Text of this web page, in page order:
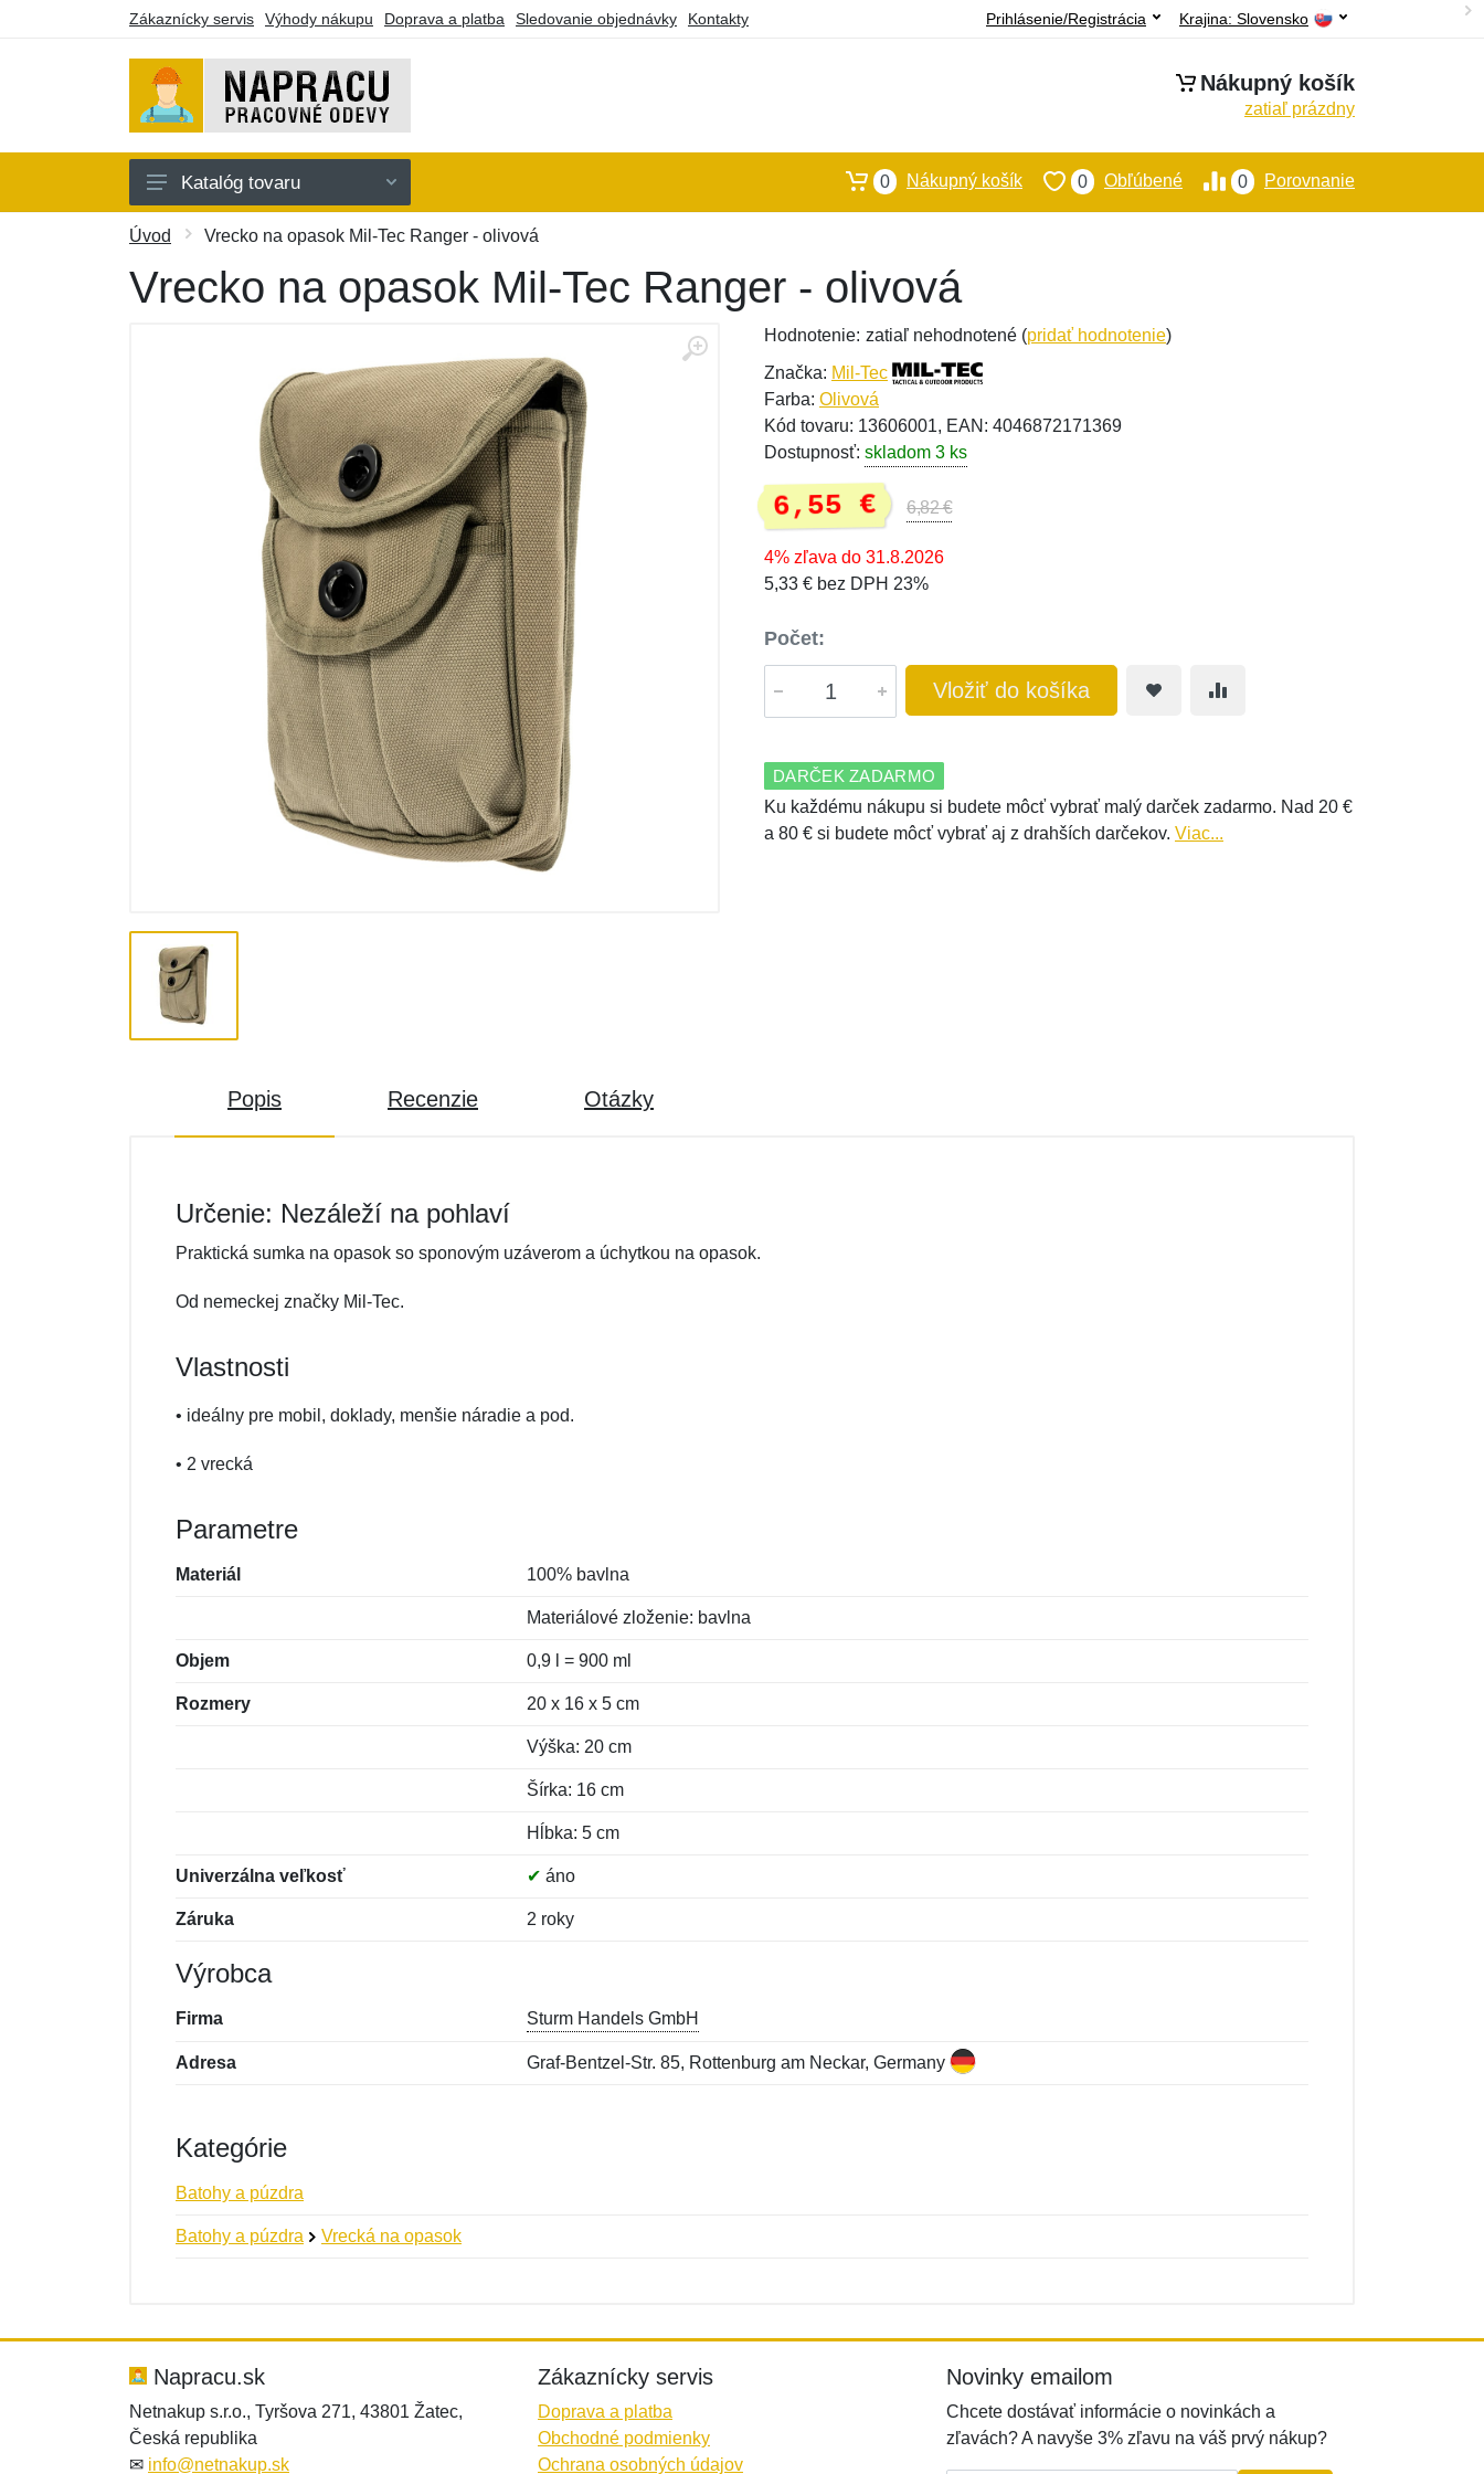
Zákaznícky servis Výhody nákupu Doprava a platba Sledovanie objednávky Kontakty Krajina: Slovensko
Prihlásenie/Registrácia
Nákupný košík
zatiaľ prázdny
Oblečenie
Doplnky
Batohy a púzdra
Darčekové poukazy
Katalóg tovaru 0 Porovnanie
0 Obľúbené
0 Nákupný košík
Úvod Vrecko na opasok Mil-Tec Ranger - olivová
Vrecko na opasok Mil-Tec Ranger - olivová
Hodnotenie: zatiaľ nehodnotené (pridať hodnotenie)
Značka: Mil-Tec
Farba: Olivová
Kód tovaru: 13606001, EAN: 4046872171369
Dostupnosť: skladom 3 ks
6,55 € 6,82 €
4% zľava do 31.8.2026
5,33 € bez DPH 23%
Počet:
Vložiť do košíka
DARČEK ZADARMO
Ku každému nákupu si budete môcť vybrať malý darček zadarmo. Nad 20 €
a 80 € si budete môcť vybrať aj z drahších darčekov. Viac...
Popis Recenzie Otázky
Určenie: Nezáleží na pohlaví
Praktická sumka na opasok so sponovým uzáverom a úchytkou na opasok.
Od nemeckej značky Mil-Tec.
Vlastnosti
• ideálny pre mobil, doklady, menšie náradie a pod.
• 2 vrecká
Parametre
Materiál 100% bavlna
Materiálové zloženie: bavlna
Objem 0,9 l = 900 ml
Rozmery 20 x 16 x 5 cm
Výška: 20 cm
Šírka: 16 cm
Hĺbka: 5 cm
Univerzálna veľkosť ✔ áno
Záruka 2 roky
Výrobca
Firma Sturm Handels GmbH
Adresa Graf-Bentzel-Str. 85, Rottenburg am Neckar, Germany
Kategórie
Batohy a púzdra
Batohy a púzdra Vrecká na opasok
Správa*
Správa*
Napracu.sk
Netnakup s.r.o., Tyršova 271, 43801 Žatec,
Česká republika
✉ info@netnakup.sk
Zákaznícky servis
Doprava a platba
Obchodné podmienky
Ochrana osobných údajov
Novinky emailom
Chcete dostávať informácie o novinkách a
zľavách? A navyše 3% zľavu na váš prvý nákup?